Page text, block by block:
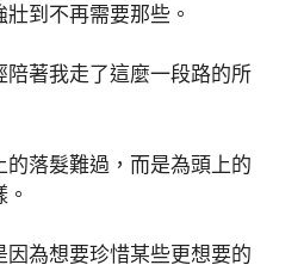
到不再需要那些。
陪著我走了這麼一段路的所
落髮難過，而是為頭上的
為想要珍惜某些更想要的